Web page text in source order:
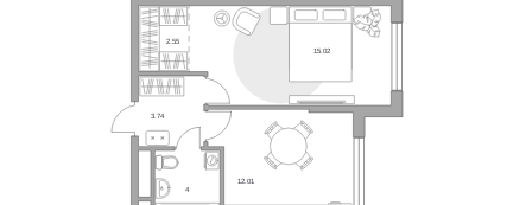
15.02
12.01
2.55
4
3.74